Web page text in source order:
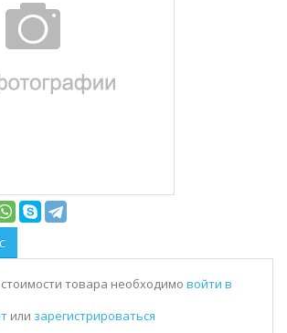
товара необходимо войти в
или зарегистрироваться